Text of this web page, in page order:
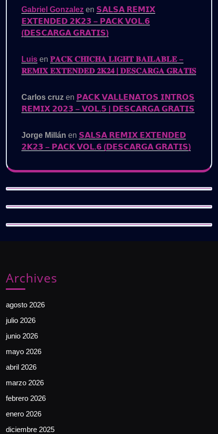
Gabriel Gonzalez en 𝗦𝗔𝗟𝗦𝗔 𝗥𝗘𝗠𝗜𝗫
𝗘𝗫𝗧𝗘𝗡𝗗𝗘𝗗 𝟮𝗞𝟮𝟯 – 𝗣𝗔𝗖𝗞 𝗩𝗢𝗟.𝟲
(𝗗𝗘𝗦𝗖𝗔𝗥𝗚𝗔 𝗚𝗥𝗔𝗧𝗜𝗦)
Luis en 𝐏𝐀𝐂𝐊 𝐂𝐇𝐈𝐂𝐇𝐀 𝐋𝐈𝐆𝐇𝐓 𝐁𝐀𝐈𝐋𝐀𝐁𝐋𝐄 –
𝐑𝐄𝐌𝐈𝐗 𝐄𝐗𝐓𝐄𝐍𝐃𝐄𝐃 𝟐𝐊𝟐𝟒 | 𝐃𝐄𝐒𝐂𝐀𝐑𝐆𝐀 𝐆𝐑𝐀𝐓𝐈𝐒
Carlos cruz en 𝗣𝗔𝗖𝗞 𝗩𝗔𝗟𝗟𝗘𝗡𝗔𝗧𝗢𝗦 𝗜𝗡𝗧𝗥𝗢𝗦
𝗥𝗘𝗠𝗜𝗫 𝟮𝟬𝟮𝟯 – 𝗩𝗢𝗟.𝟱 | 𝗗𝗘𝗦𝗖𝗔𝗥𝗚𝗔 𝗚𝗥𝗔𝗧𝗜𝗦
Jorge Millán en 𝗦𝗔𝗟𝗦𝗔 𝗥𝗘𝗠𝗜𝗫 𝗘𝗫𝗧𝗘𝗡𝗗𝗘𝗗
𝟮𝗞𝟮𝟯 – 𝗣𝗔𝗖𝗞 𝗩𝗢𝗟.𝟲 (𝗗𝗘𝗦𝗖𝗔𝗥𝗚𝗔 𝗚𝗥𝗔𝗧𝗜𝗦)
Archives
agosto 2026
julio 2026
junio 2026
mayo 2026
abril 2026
marzo 2026
febrero 2026
enero 2026
diciembre 2025